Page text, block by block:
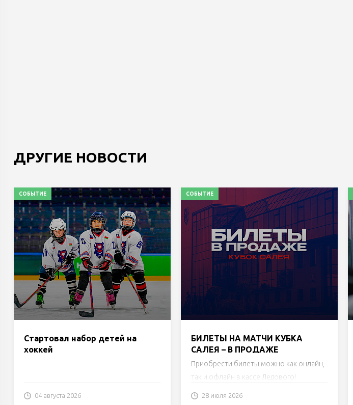
ДРУГИЕ НОВОСТИ
СОБЫТИЕ
Стартовал набор детей на
хоккей
04 августа 2026
СОБЫТИЕ
БИЛЕТЫ НА МАТЧИ КУБКА
САЛЕЯ – В ПРОДАЖЕ
Приобрести билеты можно как онлайн,
так и офлайн в кассе Ледового!
28 июля 2026